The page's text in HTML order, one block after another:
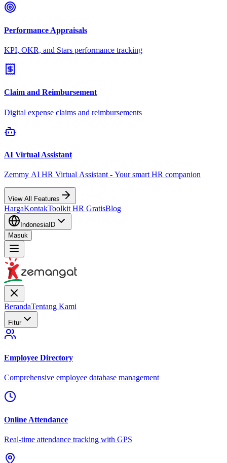
Performance Appraisals
KPI, OKR, and Stars performance tracking
Claim and Reimbursement
Digital expense claims and reimbursements
AI Virtual Assistant
Zemmy AI HR Virtual Assistant - Your smart HR companion
View All Features
HargaKontakToolkit HR GratisBlog
IndonesiaID
Masuk
BerandaTentang Kami
Fitur
Employee Directory
Comprehensive employee database management
Online Attendance
Real-time attendance tracking with GPS